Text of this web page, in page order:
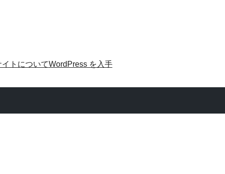
トについてWordPress を入手